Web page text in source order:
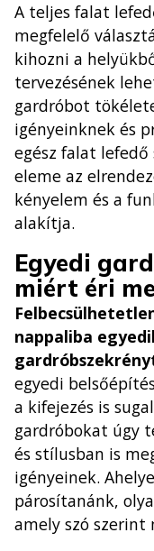
A teljes falat
megfelelő
kihozni a
tervezésének
gardróbot
igényeinknek és
egész falat lefedő
eleme az
kényelem és a
alakítja.
Egyedi
miért éri
nappaliba
egyedi
a kifejezés is
gardróbokat úgy
és stílusban is
igényeinek.
párosítanánk,
amely szó szerint